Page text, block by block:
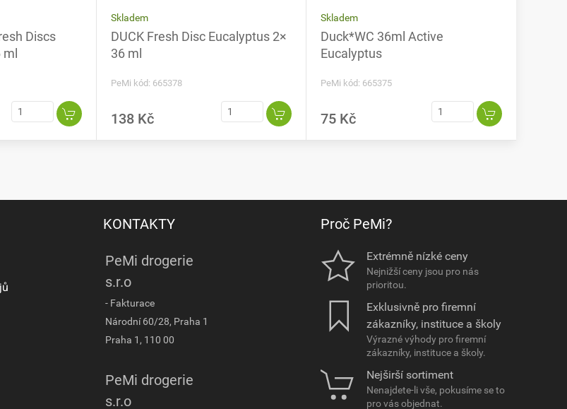
Discs
Skladem
DUCK Fresh Disc Eucalyptus 2×
36 ml
PeMi kód: 665378
138 Kč
Skladem
Duck*WC 36ml Active
Eucalyptus
PeMi kód: 665375
75 Kč
KONTAKTY
PeMi drogerie
s.r.o
- Fakturace
Národní 60/28, Praha 1
Praha 1, 110 00
PeMi drogerie
s.r.o
Proč PeMi?
Extrémně nízké ceny
Nejnižší ceny jsou pro nás
prioritou.
Exklusivně pro firemní
zákazníky, instituce a školy
Výrazné výhody pro firemní
zákazníky, instituce a školy.
Nejširší sortiment
Nenajdete-li vše, pokusíme se to
pro vás objednat.